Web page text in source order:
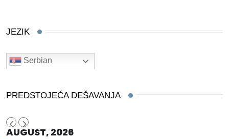
JEZIK
Serbian
PREDSTOJEĆA DEŠAVANJA
AUGUST, 2026